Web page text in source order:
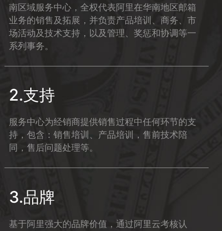
南区域服务中心，全权代表阿里在华南地区邮箱
业务的销售及拓展，并负责产品培训、商务、市
场活动及技术支持，以及管理、奖惩和协调等一
系列事务。
2.支持
服务中心为经销商提供销售过程中任何环节的支
持，包含：销售培训、产品培训，售前技术陪
同，售后问题处理等。
3.品牌
基于阿里强大的品牌价值，通过阿里云考核认